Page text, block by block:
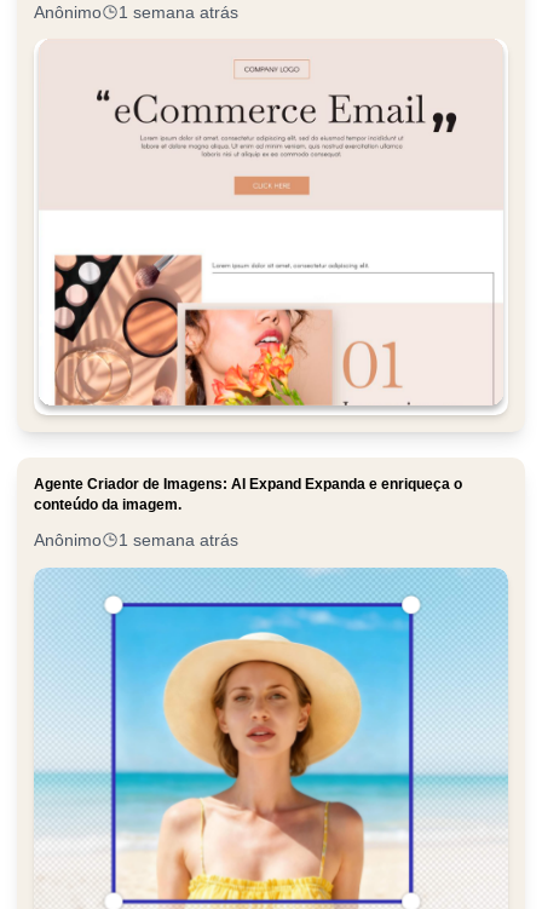
Anônimo 1 semana atrás
Agente Criador de Imagens: AI Expand Expanda e enriqueça o
conteúdo da imagem.
Anônimo 1 semana atrás